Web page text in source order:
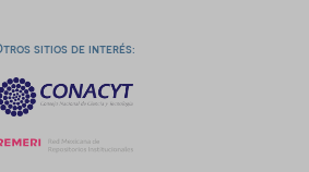
sitios de interés: